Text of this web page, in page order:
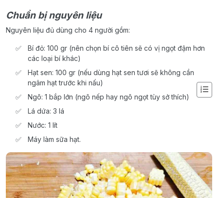
Chuẩn bị nguyên liệu
Nguyên liệu đủ dùng cho 4 người gồm:
Bí đỏ: 100 gr (nên chọn bí cô tiên sẽ có vị ngọt đậm hơn
các loại bí khác)
Hạt sen: 100 gr (nếu dùng hạt sen tươi sẽ không cần
ngâm hạt trước khi nấu)
Ngô: 1 bắp lớn (ngô nếp hay ngô ngọt tùy sở thích)
Lá dứa: 3 lá
Nước: 1 lít
Máy làm sữa hạt.